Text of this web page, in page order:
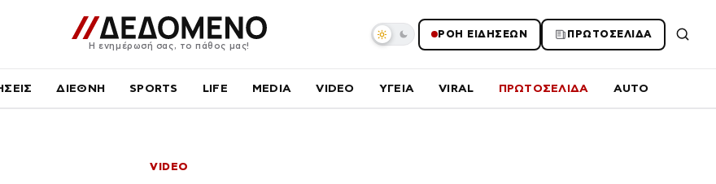
Η ενημέρωσή σας, το πάθος μας!
ΡΟΗ ΕΙΔΗΣΕΩΝ ΠΡΩΤΟΣΕΛΙΔΑ
ΔΙΕΘΝΗ SPORTS LIFE MEDIA VIDEO ΥΓΕΙΑ VIRAL ΠΡΩΤΟΣΕΛΙΔΑ AUTO
VIDEO